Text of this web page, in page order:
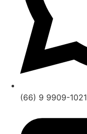
(66) 9 9909-1021